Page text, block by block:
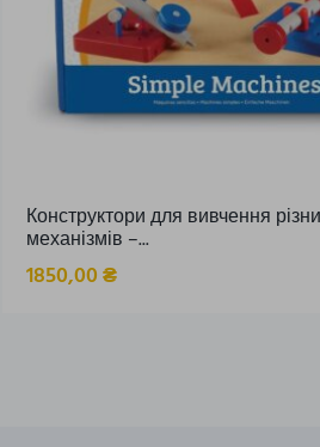
Конструктори для вивчення
механізмів –...
1850,00₴